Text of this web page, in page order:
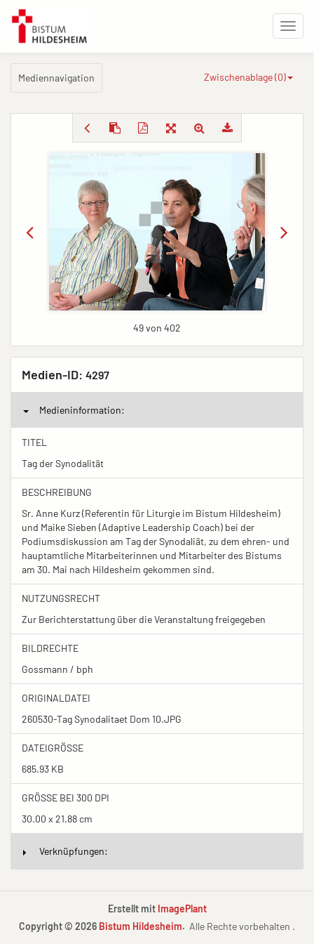
Mediennavigation Zwischenablage (0)
49 von 402
Medien-ID: 4297
Medieninformation:
TITEL
Tag der Synodalität
BESCHREIBUNG
Sr. Anne Kurz (Referentin für Liturgie im Bistum Hildesheim)
und Maike Sieben (Adaptive Leadership Coach) bei der
Podiumsdiskussion am Tag der Synodaliät, zu dem ehren- und
hauptamtliche Mitarbeiterinnen und Mitarbeiter des Bistums
am 30. Mai nach Hildesheim gekommen sind.
NUTZUNGSRECHT
Zur Berichterstattung über die Veranstaltung freigegeben
BILDRECHTE
Gossmann / bph
ORIGINALDATEI
260530-Tag Synodalitaet Dom 10.JPG
DATEIGRÖSSE
685.93 KB
GRÖSSE BEI 300 DPI
30.00 x 21.88 cm
Verknüpfungen:
Erstellt mit ImagePlant
Copyright © 2026 Bistum Hildesheim. Alle Rechte vorbehalten .